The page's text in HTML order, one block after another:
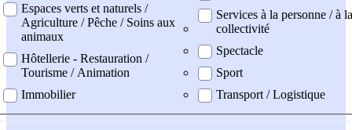
Espaces verts et naturels /
Agriculture / Pêche / Soins aux
animaux
Hôtellerie - Restauration /
Tourisme / Animation
Immobilier
Services à la personne / à la
collectivité
Spectacle
Sport
Transport / Logistique